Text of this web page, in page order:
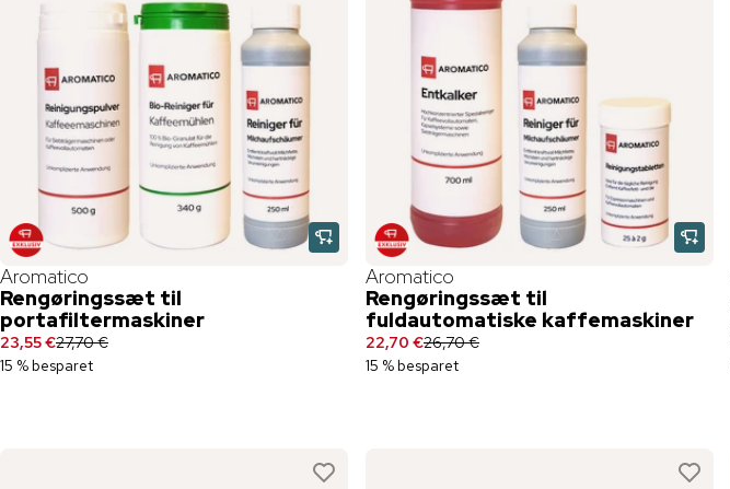
Aromatico
Rengøringssæt til
portafiltermaskiner
23,55 €27,70 €
15 % besparet
Aromatico
Rengøringssæt til
fuldautomatiske kaffemaskiner
22,70 €26,70 €
15 % besparet